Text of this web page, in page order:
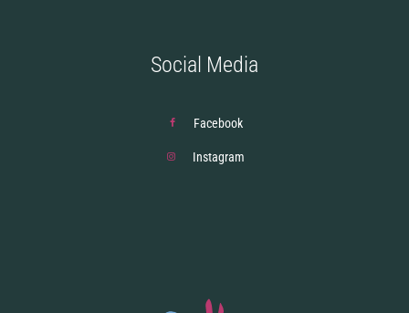
Social Media
Facebook
Instagram